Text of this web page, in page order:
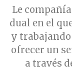
Le
dual en el
y trabajando
ofrecer un
a través